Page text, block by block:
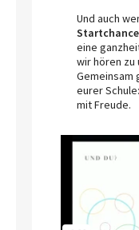
Und auch
eine
wir hören zu
Gemeinsam
eurer
mit Freude.